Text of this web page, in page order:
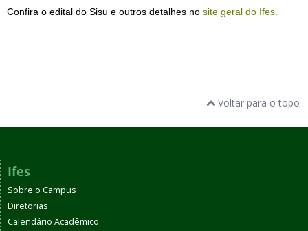
Confira o edital do Sisu e outros detalhes no site geral do Ifes.
Voltar para o topo
Ifes
Sobre o Campus
Diretorias
Calendário Acadêmico